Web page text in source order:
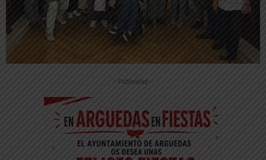
-- Publicidad --